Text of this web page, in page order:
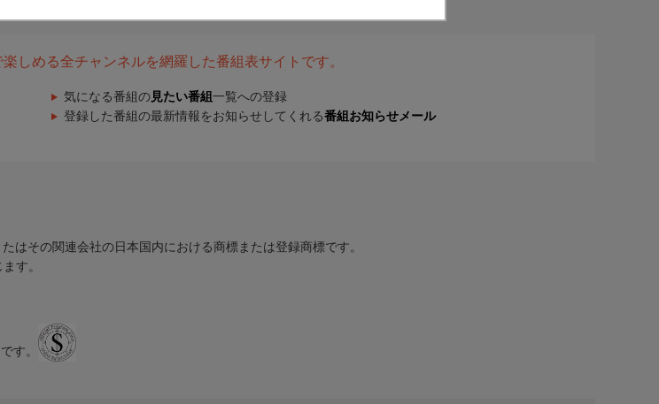
しめる全チャンネルを網羅した番組表サイトです。
気になる番組の 見たい番組 一覧への登録
登録した番組の最新情報をお知らせしてくれる番組お知らせメール
はその関連会社の日本国内における商標または登録商標です。
す。
す。